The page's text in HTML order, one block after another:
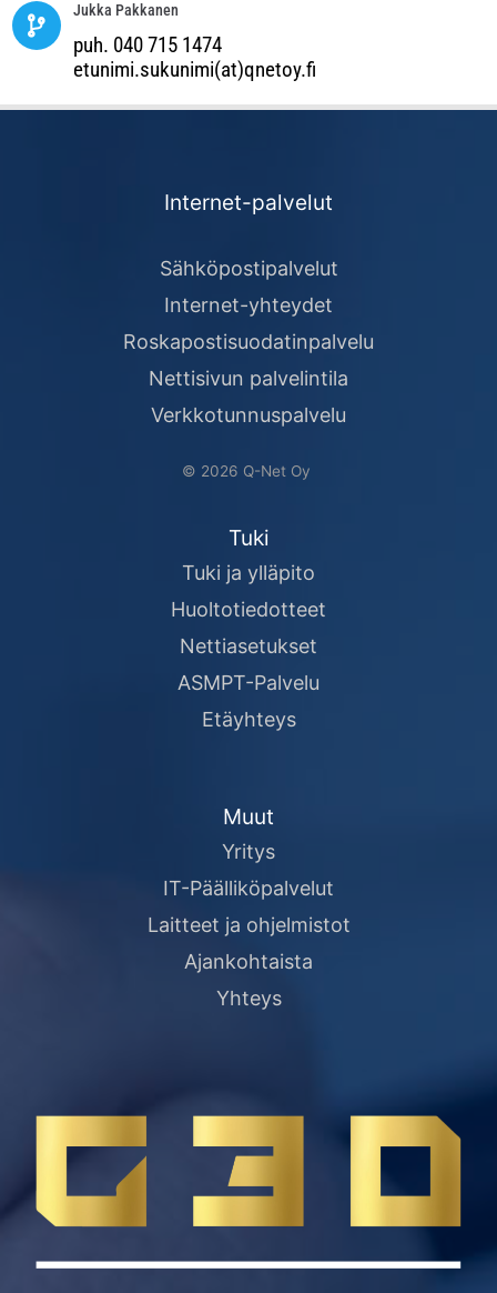
Jukka Pakkanen
puh. 040 715 1474
etunimi.sukunimi(at)qnetoy.fi
Internet-palvelut
Sähköpostipalvelut
Internet-yhteydet
Roskapostisuodatinpalvelu
Nettisivun palvelintila
Verkkotunnuspalvelu
© 2026 Q-Net Oy
Tuki
Tuki ja ylläpito
Huoltotiedotteet
Nettiasetukset
ASMPT-Palvelu
Etäyhteys
Muut
Yritys
IT-Päälliköpalvelut
Laitteet ja ohjelmistot
Ajankohtaista
Yhteys